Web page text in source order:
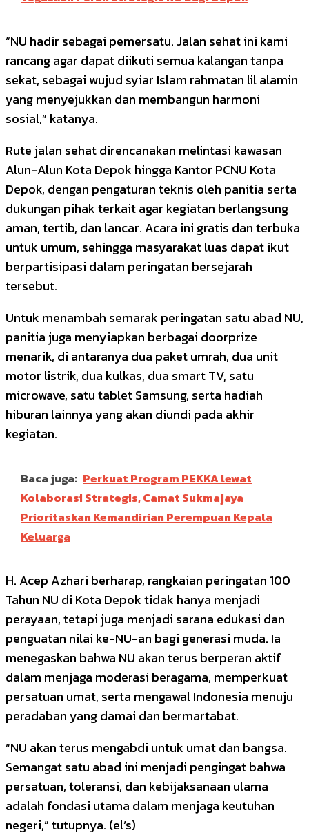
“NU hadir sebagai pemersatu. Jalan sehat ini kami
rancang agar dapat diikuti semua kalangan tanpa
sekat, sebagai wujud syiar Islam rahmatan lil alamin
yang menyejukkan dan membangun harmoni
sosial,” katanya.
Rute jalan sehat direncanakan melintasi kawasan
Alun-Alun Kota Depok hingga Kantor PCNU Kota
Depok, dengan pengaturan teknis oleh panitia serta
dukungan pihak terkait agar kegiatan berlangsung
aman, tertib, dan lancar. Acara ini gratis dan terbuka
untuk umum, sehingga masyarakat luas dapat ikut
berpartisipasi dalam peringatan bersejarah
tersebut.
Untuk menambah semarak peringatan satu abad NU,
panitia juga menyiapkan berbagai doorprize
menarik, di antaranya dua paket umrah, dua unit
motor listrik, dua kulkas, dua smart TV, satu
microwave, satu tablet Samsung, serta hadiah
hiburan lainnya yang akan diundi pada akhir
kegiatan.
Baca juga: Perkuat Program PEKKA lewat
Kolaborasi Strategis, Camat Sukmajaya
Prioritaskan Kemandirian Perempuan Kepala
Keluarga
H. Acep Azhari berharap, rangkaian peringatan 100
Tahun NU di Kota Depok tidak hanya menjadi
perayaan, tetapi juga menjadi sarana edukasi dan
penguatan nilai ke-NU-an bagi generasi muda. Ia
menegaskan bahwa NU akan terus berperan aktif
dalam menjaga moderasi beragama, memperkuat
persatuan umat, serta mengawal Indonesia menuju
peradaban yang damai dan bermartabat.
“NU akan terus mengabdi untuk umat dan bangsa.
Semangat satu abad ini menjadi pengingat bahwa
persatuan, toleransi, dan kebijaksanaan ulama
adalah fondasi utama dalam menjaga keutuhan
negeri,” tutupnya. (el’s)